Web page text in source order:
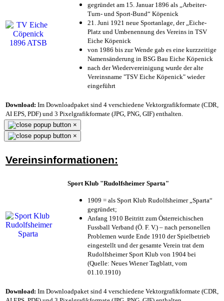
gegründet am 15. Januar 1896 als „Arbeiter-
Turn- und Sport-Bund“ Köpenick
21. Juni 1921 neue Sportanlage, der „Eiche-
Platz und Umbenennung des Vereins in TSV
Eiche Köpenick
von 1986 bis zur Wende gab es eine kurzzeitige
Namensänderung in BSG Bau Eiche Köpenick
nach der Wiedervereinigung wurde der alte
Vereinsname "TSV Eiche Köpenick" wieder
eingeführt
Download: Im Downloadpaket sind 4 verschiedene Vektorgrafikformate (CDR,
AI EPS, PDF) und 3 Pixelgrafikformate (JPG, PNG, GIF) enthalten.
×
×
Vereinsinformationen:
Sport Klub "Rudolfsheimer Sparta"
1909 = als Sport Klub Rudolfsheimer „Sparta“
gegründet;
Anfang 1910 Beitritt zum Österreichischen
Fussball Verband (Ö. F. V.) – nach personellen
Problemen wurde Ende 1910 der Spielbetrieb
eingestellt und der gesamte Verein trat dem
Rudolfsheimer Sport Klub von 1904 bei
(Quelle: Neues Wiener Tagblatt, vom
01.10.1910)
Download: Im Downloadpaket sind 4 verschiedene Vektorgrafikformate (CDR,